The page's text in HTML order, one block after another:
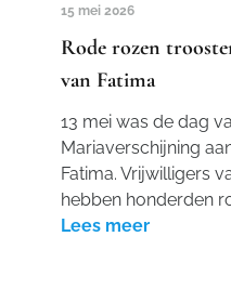
15 mei 2026
Rode rozen
van Fatima
13 mei was de dag
Mariaverschijning
Fatima. Vrijwilligers
hebben honderden
Lees meer